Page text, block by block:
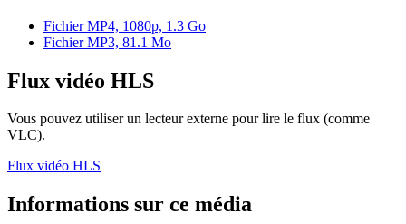
Fichier MP4, 1080p, 1.3 Go
Fichier MP3, 81.1 Mo
Flux vidéo HLS
Vous pouvez utiliser un lecteur externe pour lire le flux (comme
VLC).
Flux vidéo HLS
Informations sur ce média